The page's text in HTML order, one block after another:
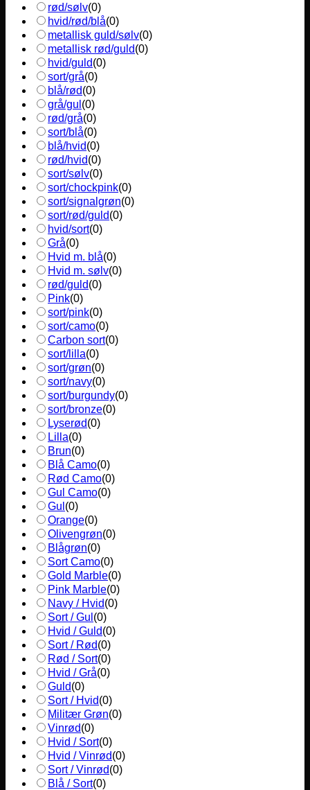
rød/sølv(0)
hvid/rød/blå(0)
metallisk guld/sølv(0)
metallisk rød/guld(0)
hvid/guld(0)
sort/grå(0)
blå/rød(0)
grå/gul (0)
rød/grå(0)
sort/blå(0)
blå/hvid(0)
rød/hvid(0)
sort/sølv(0)
sort/chockpink(0)
sort/signalgrøn(0)
sort/rød/guld(0)
hvid/sort(0)
Grå(0)
Hvid m. blå(0)
Hvid m. sølv(0)
rød/guld(0)
Pink(0)
sort/pink(0)
sort/camo(0)
Carbon sort(0)
sort/lilla(0)
sort/grøn(0)
sort/navy(0)
sort/burgundy(0)
sort/bronze(0)
Lyserød(0)
Lilla(0)
Brun(0)
Blå Camo(0)
Rød Camo(0)
Gul Camo(0)
Gul (0)
Orange(0)
Olivengrøn(0)
Blågrøn(0)
Sort Camo(0)
Gold Marble(0)
Pink Marble(0)
Navy / Hvid(0)
Sort / Gul (0)
Hvid / Guld(0)
Sort / Rød(0)
Rød / Sort(0)
Hvid / Grå(0)
Guld(0)
Sort / Hvid(0)
Militær Grøn(0)
Vinrød(0)
Hvid / Sort(0)
Hvid / Vinrød(0)
Sort / Vinrød(0)
Blå / Sort(0)